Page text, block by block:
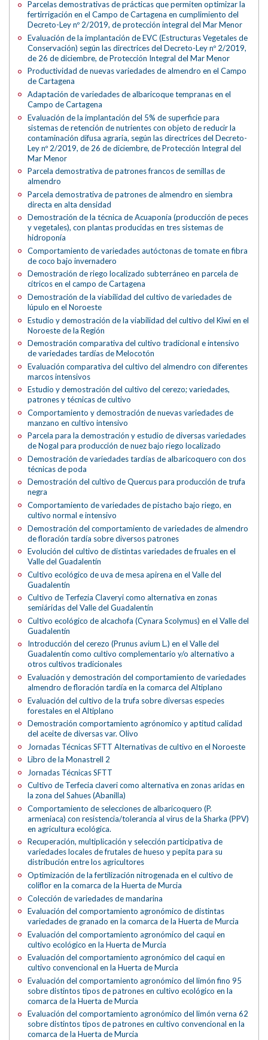
Parcelas demostrativas de prácticas que permiten optimizar la
fertirrigación en el Campo de Cartagena en cumplimiento del
Decreto-Ley nº 2/2019, de protección integral del Mar Menor
Evaluación de la implantación de EVC (Estructuras Vegetales de
Conservación) según las directrices del Decreto-Ley nº 2/2019,
de 26 de diciembre, de Protección Integral del Mar Menor
Productividad de nuevas variedades de almendro en el Campo
de Cartagena
Adaptación de variedades de albaricoque tempranas en el
Campo de Cartagena
Evaluación de la implantación del 5% de superficie para
sistemas de retención de nutrientes con objeto de reducir la
contaminación difusa agraria, según las directrices del Decreto-
Ley nº 2/2019, de 26 de diciembre, de Protección Integral del
Mar Menor
Parcela demostrativa de patrones francos de semillas de
almendro
Parcela demostrativa de patrones de almendro en siembra
directa en alta densidad
Demostración de la técnica de Acuaponía (producción de peces
y vegetales), con plantas producidas en tres sistemas de
hidroponía
Comportamiento de variedades autóctonas de tomate en fibra
de coco bajo invernadero
Demostración de riego localizado subterráneo en parcela de
cítricos en el campo de Cartagena
Demostración de la viabilidad del cultivo de variedades de
lúpulo en el Noroeste
Estudio y demostración de la viabilidad del cultivo del Kiwi en el
Noroeste de la Región
Demostración comparativa del cultivo tradicional e intensivo
de variedades tardías de Melocotón
Evaluación comparativa del cultivo del almendro con diferentes
marcos intensivos
Estudio y demostración del cultivo del cerezo; variedades,
patrones y técnicas de cultivo
Comportamiento y demostración de nuevas variedades de
manzano en cultivo intensivo
Parcela para la demostración y estudio de diversas variedades
de Nogal para producción de nuez bajo riego localizado
Demostración de variedades tardías de albaricoquero con dos
técnicas de poda
Demostración del cultivo de Quercus para producción de trufa
negra
Comportamiento de variedades de pistacho bajo riego, en
cultivo normal e intensivo
Demostración del comportamiento de variedades de almendro
de floración tardía sobre diversos patrones
Evolución del cultivo de distintas variedades de fruales en el
Valle del Guadalentín
Cultivo ecológico de uva de mesa apirena en el Valle del
Guadalentín
Cultivo de Terfezia Claveryi como alternativa en zonas
semiáridas del Valle del Guadalentín
Cultivo ecológico de alcachofa (Cynara Scolymus) en el Valle del
Guadalentín
Introducción del cerezo (Prunus avium L.) en el Valle del
Guadalentín como cultivo complementario y/o alternativo a
otros cultivos tradicionales
Evaluación y demostración del comportamiento de variedades
almendro de floración tardía en la comarca del Altiplano
Evaluación del cultivo de la trufa sobre diversas especies
forestales en el Altiplano
Demostración comportamiento agrónomico y aptitud calidad
del aceite de diversas var. Olivo
Jornadas Técnicas SFTT Alternativas de cultivo en el Noroeste
Libro de la Monastrell 2
Jornadas Técnicas SFTT
Cultivo de Terfecia claveri como alternativa en zonas aridas en
la zona del Sahues (Abanilla)
Comportamiento de selecciones de albaricoquero (P.
armeniaca) con resistencia/tolerancia al virus de la Sharka (PPV)
en agricultura ecológica.
Recuperación, multiplicación y selección participativa de
variedades locales de frutales de hueso y pepita para su
distribución entre los agricultores
Optimización de la fertilización nitrogenada en el cultivo de
coliflor en la comarca de la Huerta de Murcia
Colección de variedades de mandarina
Evaluación del comportamiento agronómico de distintas
variedades de granado en la comarca de la Huerta de Murcia
Evaluación del comportamiento agronómico del caqui en
cultivo ecológico en la Huerta de Murcia
Evaluación del comportamiento agronómico del caqui en
cultivo convencional en la Huerta de Murcia
Evaluación del comportamiento agronómico del limón fino 95
sobre distintos tipos de patrones en cultivo ecológico en la
comarca de la Huerta de Murcia
Evaluación del comportamiento agronómico del limón verna 62
sobre distintos tipos de patrones en cultivo convencional en la
comarca de la Huerta de Murcia